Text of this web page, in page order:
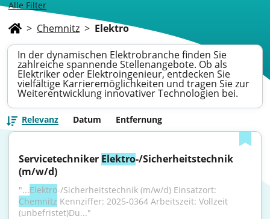
Alle Filter
> Chemnitz > Elektro
In der dynamischen Elektrobranche finden Sie
zahlreiche spannende Stellenangebote. Ob als
Elektriker oder Elektroingenieur, entdecken Sie
vielfältige Karrieremöglichkeiten und tragen Sie zur
Weiterentwicklung innovativer Technologien bei.
Relevanz Datum Entfernung
Servicetechniker Elektro-/Sicherheitstechnik
(m/w/d)
"...Elektro
Chemnitz Kennziffer: 2025-0364 Arbeitszeit: Vollzeit
(unbefristet)Du..."